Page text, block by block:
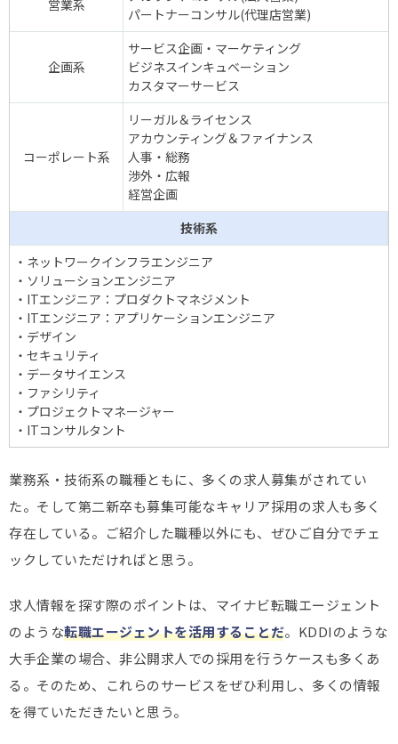
営業系
パートナーコンサル(代理店営業)
企画系
サービス企画・マーケティング
ビジネスインキュベーション
カスタマーサービス
コーポレート系
リーガル＆ライセンス
アカウンティング＆ファイナンス
人事・総務
渉外・広報
経営企画
技術系
・ネットワークインフラエンジニア
・ソリューションエンジニア
・ITエンジニア：プロダクトマネジメント
・ITエンジニア：アプリケーションエンジニア
・デザイン
・セキュリティ
・データサイエンス
・ファシリティ
・プロジェクトマネージャー
・ITコンサルタント
業務系・技術系の職種ともに、多くの求人募集がされてい
た。そして第二新卒も募集可能なキャリア採用の求人も多く
存在している。ご紹介した職種以外にも、ぜひご自分でチェ
ックしていただければと思う。
求人情報を探す際のポイントは、マイナビ転職エージェント
のような転職エージェントを活用することだ。KDDIのような
大手企業の場合、非公開求人での採用を行うケースも多くあ
る。そのため、これらのサービスをぜひ利用し、多くの情報
を得ていただきたいと思う。